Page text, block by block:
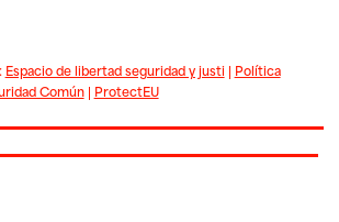
Espacio de libertad seguridad y justi| Política
Común| ProtectEU